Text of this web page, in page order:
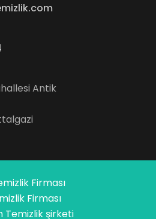
Antik
Firması
Firması
Temizlik şirketi